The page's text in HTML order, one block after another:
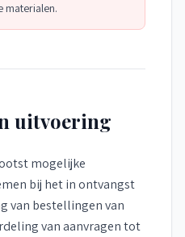
materialen.
uitvoering
mogelijke
bij het in ontvangst
van bestellingen van
van aanvragen tot